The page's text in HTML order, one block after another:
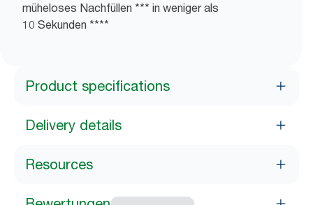
müheloses Nachfüllen *** in weniger als
10 Sekunden ****
Product specifications
Delivery details
Resources